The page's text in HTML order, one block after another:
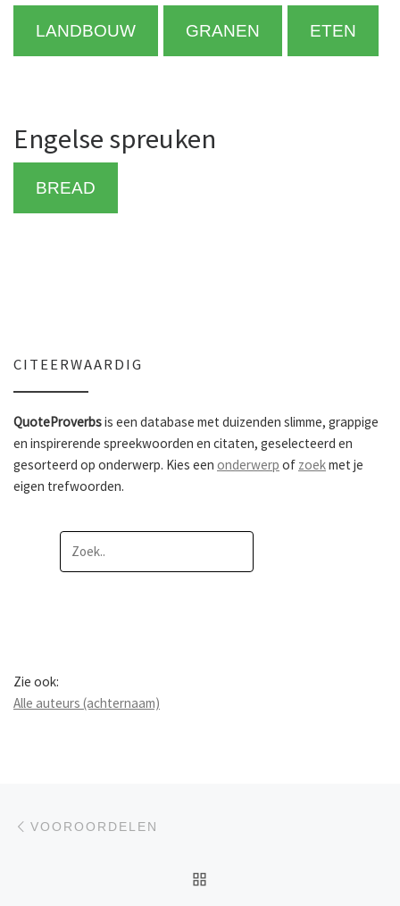
LANDBOUW GRANEN ETEN
Engelse spreuken
BREAD
CITEERWAARDIG
QuoteProverbsis een database met duizenden slimme, grappige
en inspirerende spreekwoorden en citaten, geselecteerd en
gesorteerd op onderwerp. Kies een onderwerp of zoekmet je
eigen trefwoorden.
Zie ook:
Alle auteurs (achternaam)
Berichtnavigatie
VOOROORDELEN